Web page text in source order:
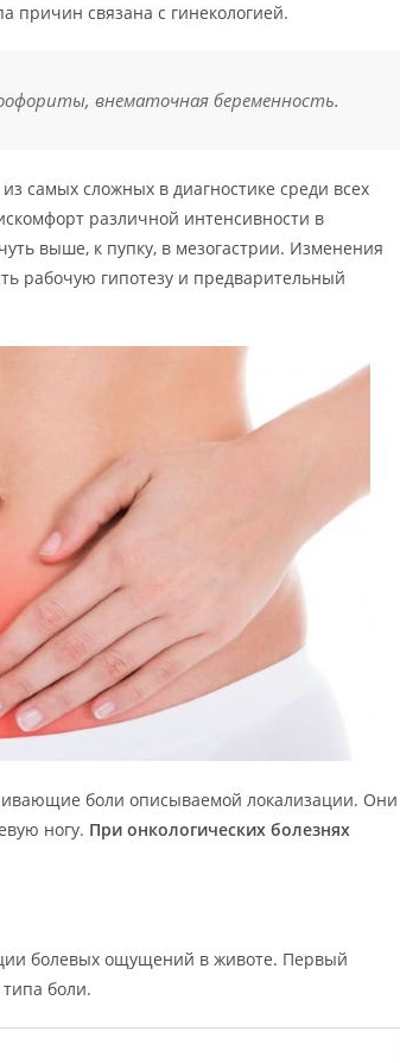
причин связана с гинекологией.
внематочная беременность.
самых сложных в диагностике среди всех
различной интенсивности в
выше, к пупку, в мезогастрии. Изменения
рабочую гипотезу и предварительный
боли описываемой локализации. Они
ногу. При онкологических болезнях
болевых ощущений в животе. Первый
боли.